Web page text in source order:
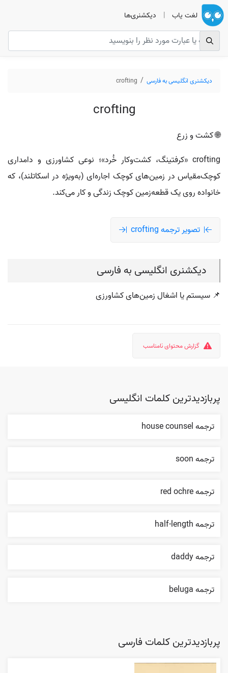
لغت یاب | دیکشنری‌ها
دیکشنری انگلیسی به فارسی crofting
crofting
🌐 کشت و زرع
crofting «کرفتینگ، کشت‌وکار خُرد»؛ نوعی کشاورزی و دامداری
کوچک‌مقیاس در زمین‌های کوچک اجاره‌ای (به‌ویژه در اسکاتلند)، که
خانواده روی یک قطعه‌زمین کوچک زندگی و کار می‌کند.
تصویر ترجمه crofting
دیکشنری انگلیسی به فارسی
📌 سیستم یا اشغال زمین‌های کشاورزی
گزارش محتوای نامناسب
پربازدیدترین کلمات انگلیسی
ترجمه house counsel
ترجمه soon
ترجمه red ochre
ترجمه half-length
ترجمه daddy
ترجمه beluga
پربازدیدترین کلمات فارسی